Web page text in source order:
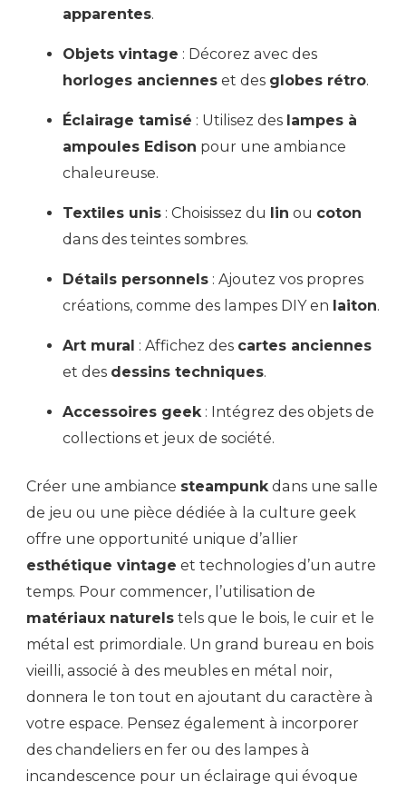
apparentes.
Objets vintage : Décorez avec des
horloges anciennes et des globes rétro.
Éclairage tamisé : Utilisez des lampes à
ampoules Edison pour une ambiance
chaleureuse.
Textiles unis : Choisissez du lin ou coton
dans des teintes sombres.
Détails personnels : Ajoutez vos propres
créations, comme des lampes DIY en laiton.
Art mural : Affichez des cartes anciennes
et des dessins techniques.
Accessoires geek : Intégrez des objets de
collections et jeux de société.
Créer une ambiance steampunk dans une salle
de jeu ou une pièce dédiée à la culture geek
offre une opportunité unique d’allier
esthétique vintage et technologies d’un autre
temps. Pour commencer, l’utilisation de
matériaux naturels tels que le bois, le cuir et le
métal est primordiale. Un grand bureau en bois
vieilli, associé à des meubles en métal noir,
donnera le ton tout en ajoutant du caractère à
votre espace. Pensez également à incorporer
des chandeliers en fer ou des lampes à
incandescence pour un éclairage qui évoque